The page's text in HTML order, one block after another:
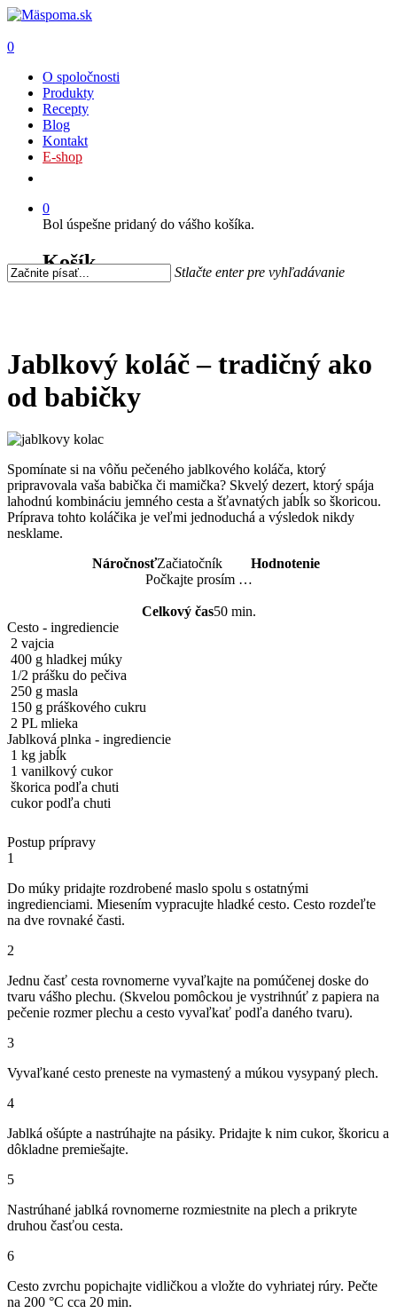
0
O spoločnosti
Produkty
Recepty
Blog
Kontakt
E-shop
0
Bol úspešne pridaný do vášho košíka.
Košík Stlačte enter pre vyhľadávanie
Jablkový koláč – tradičný ako
od babičky
Spomínate si na vôňu pečeného jablkového koláča, ktorý
pripravovala vaša babička či mamička? Skvelý dezert, ktorý spája
lahodnú kombináciu jemného cesta a šťavnatých jabĺk so škoricou.
Príprava tohto koláčika je veľmi jednoduchá a výsledok nikdy
nesklame.
NáročnosťZačiatočník
Hodnotenie
Počkajte prosím …
Celkový čas50 min.
Cesto - ingrediencie
2 vajcia
400 g hladkej múky
1/2 prášku do pečiva
250 g masla
150 g práškového cukru
2 PL mlieka
Jablková plnka - ingrediencie
1 kg jabĺk
1 vanilkový cukor
škorica podľa chuti
cukor podľa chuti
Postup prípravy
1
Do múky pridajte rozdrobené maslo spolu s ostatnými
ingredienciami. Miesením vypracujte hladké cesto. Cesto rozdeľte
na dve rovnaké časti.
2
Jednu časť cesta rovnomerne vyvaľkajte na pomúčenej doske do
tvaru vášho plechu. (Skvelou pomôckou je vystrihnúť z papiera na
pečenie rozmer plechu a cesto vyvaľkať podľa daného tvaru).
3
Vyvaľkané cesto preneste na vymastený a múkou vysypaný plech.
4
Jablká ošúpte a nastrúhajte na pásiky. Pridajte k nim cukor, škoricu a
dôkladne premiešajte.
5
Nastrúhané jablká rovnomerne rozmiestnite na plech a prikryte
druhou časťou cesta.
6
Cesto zvrchu popichajte vidličkou a vložte do vyhriatej rúry. Pečte
na 200 °C cca 20 min.